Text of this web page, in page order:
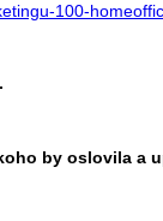
100-
by oslovila a